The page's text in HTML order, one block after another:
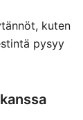
kuten
pysyy